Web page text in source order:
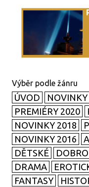
ÚVOD
PREMIÉRY 2020
NOVINKY 2018
NOVINKY 2016
DĚTSKÉ
DRAMA
FANTASY